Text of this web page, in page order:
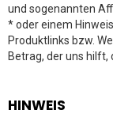
und sogenannten
* oder einem
Produktlinks bzw.
Betrag, der uns hilft,
HINWEIS